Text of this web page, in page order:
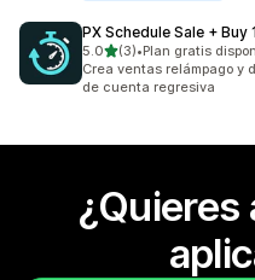
PX Schedule Sale + Buy
5.0de 5 estrellas
(3)
3 reseñas en total
•Plan gratis
Crea ventas relámpago y
de cuenta regresiva
¿Quieres